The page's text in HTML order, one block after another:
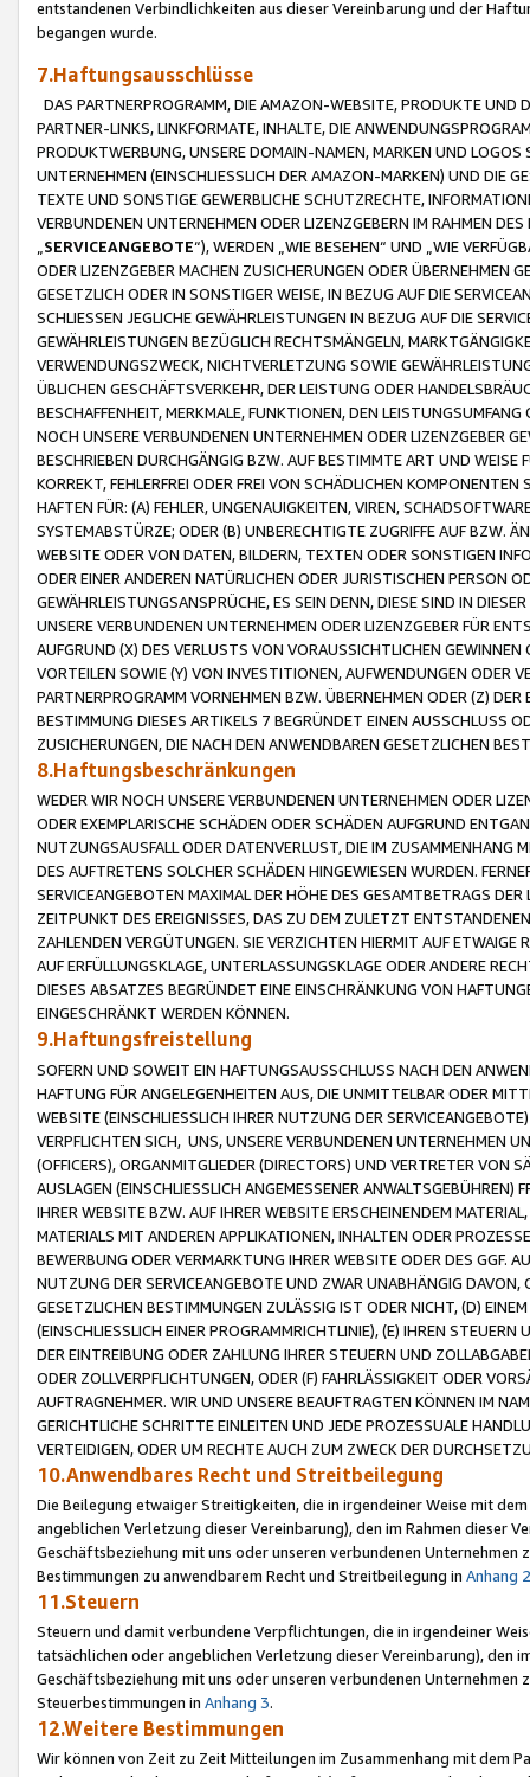
entstandenen Verbindlichkeiten aus dieser Vereinbarung und der
begangen wurde.
7.Haftungsausschlüsse
DAS PARTNERPROGRAMM, DIE AMAZON-WEBSITE, PRODUKTE UND
PARTNER-LINKS, LINKFORMATE, INHALTE, DIE
PRODUKTWERBUNG, UNSERE DOMAIN-NAMEN, MARKEN UND
UNTERNEHMEN (EINSCHLIESSLICH DER AMAZON-MARKEN) UND DIE
TEXTE UND SONSTIGE GEWERBLICHE SCHUTZRECHTE,
VERBUNDENEN UNTERNEHMEN ODER LIZENZGEBERN IM RAHMEN
SERVICEANGEBOTE“), WERDEN „WIE BESEHEN“ UND „WIE
ODER LIZENZGEBER MACHEN ZUSICHERUNGEN ODER ÜBERNEHMEN
GESETZLICH ODER IN SONSTIGER WEISE, IN BEZUG AUF DIE
SCHLIESSEN JEGLICHE GEWÄHRLEISTUNGEN IN BEZUG AUF DIE
GEWÄHRLEISTUNGEN BEZÜGLICH RECHTSMÄNGELN,
VERWENDUNGSZWECK, NICHTVERLETZUNG SOWIE
ÜBLICHEN GESCHÄFTSVERKEHR, DER LEISTUNG ODER
BESCHAFFENHEIT, MERKMALE, FUNKTIONEN, DEN
NOCH UNSERE VERBUNDENEN UNTERNEHMEN ODER LIZENZGEBER
BESCHRIEBEN DURCHGÄNGIG BZW. AUF BESTIMMTE ART UND
KORREKT, FEHLERFREI ODER FREI VON SCHÄDLICHEN
HAFTEN FÜR: (A) FEHLER, UNGENAUIGKEITEN, VIREN,
SYSTEMABSTÜRZE; ODER (B) UNBERECHTIGTE ZUGRIFFE AUF BZW.
WEBSITE ODER VON DATEN, BILDERN, TEXTEN ODER SONSTIGEN
ODER EINER ANDEREN NATÜRLICHEN ODER JURISTISCHEN PERSON
GEWÄHRLEISTUNGSANSPRÜCHE, ES SEIN DENN, DIESE SIND IN
UNSERE VERBUNDENEN UNTERNEHMEN ODER LIZENZGEBER FÜR
AUFGRUND (X) DES VERLUSTS VON VORAUSSICHTLICHEN
VORTEILEN SOWIE (Y) VON INVESTITIONEN, AUFWENDUNGEN ODER
PARTNERPROGRAMM VORNEHMEN BZW. ÜBERNEHMEN ODER (Z)
BESTIMMUNG DIESES ARTIKELS 7 BEGRÜNDET EINEN AUSSCHLUSS
ZUSICHERUNGEN, DIE NACH DEN ANWENDBAREN GESETZLICHEN
8.Haftungsbeschränkungen
WEDER WIR NOCH UNSERE VERBUNDENEN UNTERNEHMEN ODER
ODER EXEMPLARISCHE SCHÄDEN ODER SCHÄDEN AUFGRUND
NUTZUNGSAUSFALL ODER DATENVERLUST, DIE IM ZUSAMMENHANG
DES AUFTRETENS SOLCHER SCHÄDEN HINGEWIESEN WURDEN.
SERVICEANGEBOTEN MAXIMAL DER HÖHE DES GESAMTBETRAGS
ZEITPUNKT DES EREIGNISSES, DAS ZU DEM ZULETZT
ZAHLENDEN VERGÜTUNGEN. SIE VERZICHTEN HIERMIT AUF
AUF ERFÜLLUNGSKLAGE, UNTERLASSUNGSKLAGE ODER ANDERE
DIESES ABSATZES BEGRÜNDET EINE EINSCHRÄNKUNG VON
EINGESCHRÄNKT WERDEN KÖNNEN.
9.Haftungsfreistellung
SOFERN UND SOWEIT EIN HAFTUNGSAUSSCHLUSS NACH DEN
HAFTUNG FÜR ANGELEGENHEITEN AUS, DIE UNMITTELBAR ODER
WEBSITE (EINSCHLIESSLICH IHRER NUTZUNG DER
VERPFLICHTEN SICH, UNS, UNSERE VERBUNDENEN UNTERNEHMEN
(OFFICERS), ORGANMITGLIEDER (DIRECTORS) UND VERTRETER VON
AUSLAGEN (EINSCHLIESSLICH ANGEMESSENER
IHRER WEBSITE BZW. AUF IHRER WEBSITE ERSCHEINENDEM
MATERIALS MIT ANDEREN APPLIKATIONEN, INHALTEN ODER
BEWERBUNG ODER VERMARKTUNG IHRER WEBSITE ODER DES GGF.
NUTZUNG DER SERVICEANGEBOTE UND ZWAR UNABHÄNGIG
GESETZLICHEN BESTIMMUNGEN ZULÄSSIG IST ODER NICHT, (D)
(EINSCHLIESSLICH EINER PROGRAMMRICHTLINIE), (E) IHREN
DER EINTREIBUNG ODER ZAHLUNG IHRER STEUERN UND
ODER ZOLLVERPFLICHTUNGEN, ODER (F) FAHRLÄSSIGKEIT ODER
AUFTRAGNEHMER. WIR UND UNSERE BEAUFTRAGTEN KÖNNEN IM
GERICHTLICHE SCHRITTE EINLEITEN UND JEDE PROZESSUALE
VERTEIDIGEN, ODER UM RECHTE AUCH ZUM ZWECK DER
10.Anwendbares Recht und Streitbeilegung
Die Beilegung etwaiger Streitigkeiten, die in irgendeiner Weise mit
angeblichen Verletzung dieser Vereinbarung), den im Rahmen dieser
Geschäftsbeziehung mit uns oder unseren verbundenen
Bestimmungen zu anwendbarem Recht und Streitbeilegung in Anhang 2
11.Steuern
Steuern und damit verbundene Verpflichtungen, die in irgendeiner
tatsächlichen oder angeblichen Verletzung dieser Vereinbarung), den
Geschäftsbeziehung mit uns oder unseren verbundenen
Steuerbestimmungen in Anhang 3.
12.Weitere Bestimmungen
Wir können von Zeit zu Zeit Mitteilungen im Zusammenhang mit dem